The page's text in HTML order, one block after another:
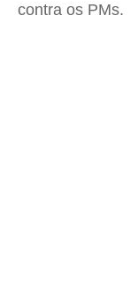
contra os PMs.